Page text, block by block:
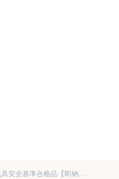
家庭用 プール リゾートプール 150×100 ST 玩具安全基準合格品【即納品】 ヒオキ ノンフタル STマーク 高品質 ビニールプール 水遊び お家